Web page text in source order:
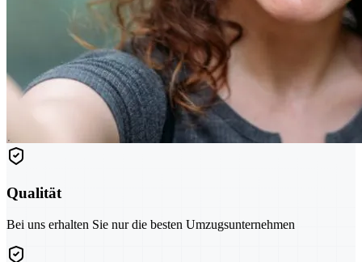
Qualität
Bei uns erhalten Sie nur die besten Umzugsunternehmen